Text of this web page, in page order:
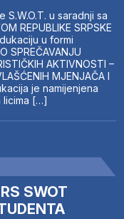
u saradnji sa
REPUBLIKE SRPSKE
u formi
SPREČAVANJU
AKTIVNOSTI –
MJENJAČA I
je namijenjena
licima […]
SWOT